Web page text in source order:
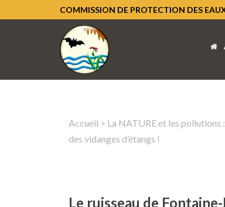
COMMISSION DE PROTECTION DES
Accueil > La NATURE et les pollutions
des vidanges d’étangs !
Le ruisseau de